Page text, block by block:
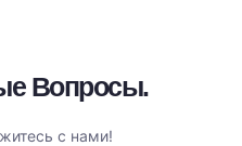
Вопросы.​
с нами!